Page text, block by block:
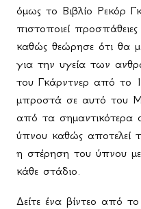
όμως το Βιβλίο Ρεκόρ
πιστοποιεί
καθώς θεώρησε ότι θα
για την υγεία των
του Γκάρντνερ από το
μπροστά σε αυτό του
από τα σημαντικότερα
ύπνου καθώς αποτελεί
η στέρηση του ύπνου
κάθε στάδιο.
Δείτε ένα βίντεο από